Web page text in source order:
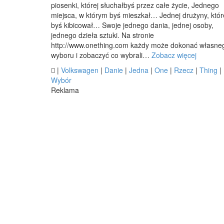
piosenki, której słuchałbyś przez całe życie, Jednego
miejsca, w którym byś mieszkał… Jednej drużyny,
byś kibicował… Swoje jednego dania, jednej osoby,
jednego dzieła sztuki. Na stronie
http://www.onething.com każdy może dokonać
wyboru i zobaczyć co wybrali… Zobacz więcej
 | Volkswagen | Danie | Jedna | One | Rzecz | Thing |
Wybór
Reklama